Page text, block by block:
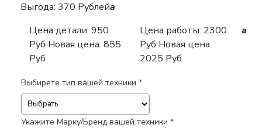
Выгода: 370 Рублейa
Цена детали: 950
Руб Новая цена: 855
Руб
Цена работы: 2300
Руб Новая цена:
2025 Руб
a
Выбирете тип вашей техники *
Укажите Марку/Бренд вашей техники *